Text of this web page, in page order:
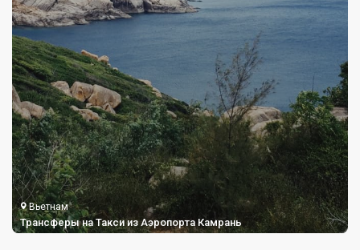
Вьетнам
Трансферы на Такси из Аэропорта Кат Би